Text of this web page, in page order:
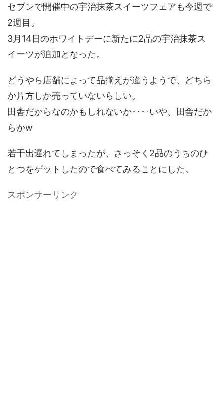
セブンで開催中の宇治抹茶スイーツフェアも今週で
2週目。
3月14日のホワイトデーに新たに2品の宇治抹茶ス
イーツが追加となった。
どうやら店舗によって品揃えが違うようで、どちら
か片方しか売っていないらしい。
田舎だからなのかもしれないか････いや、田舎だか
らかw
若干出遅れてしまったが、さっそく2品のうちのひ
とつをゲットしたので食べてみることにした。
スポンサーリンク